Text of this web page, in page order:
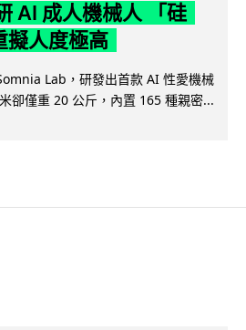
AI 成人機械人 「硅
擬人度極高
Lab，研發出首款 AI 性愛機械
卻僅重 20 公斤，內置 165 種親密...